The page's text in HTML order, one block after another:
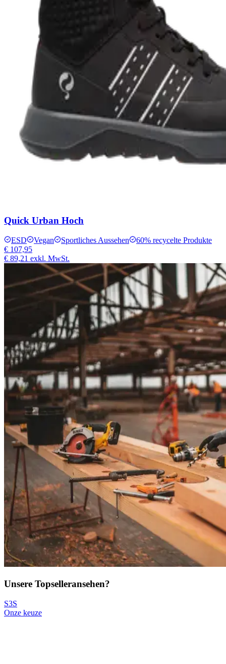
Quick Urban Hoch
ESD Vegan Sportliches Aussehen
60% recycelte Produkte
€ 107,95
€ 89,21 exkl. MwSt.
Unsere Topselleransehen?
S3S
Onze keuze